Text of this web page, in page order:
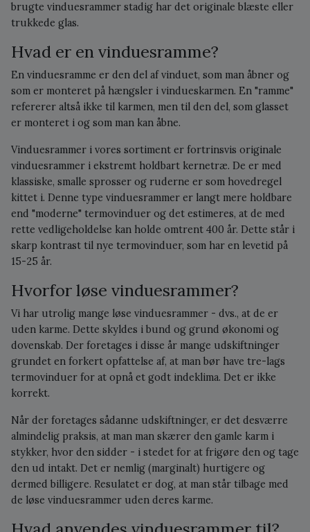
brugte vinduesrammer stadig har det originale blæste eller
trukkede glas.
Hvad er en vinduesramme?
En vinduesramme er den del af vinduet, som man åbner og
som er monteret på hængsler i vindueskarmen. En "ramme"
refererer altså ikke til karmen, men til den del, som glasset
er monteret i og som man kan åbne.
Vinduesrammer i vores sortiment er fortrinsvis originale
vinduesrammer i ekstremt holdbart kernetræ. De er med
klassiske, smalle sprosser og ruderne er som hovedregel
kittet i. Denne type vinduesrammer er langt mere holdbare
end "moderne" termovinduer og det estimeres, at de med
rette vedligeholdelse kan holde omtrent 400 år. Dette står i
skarp kontrast til nye termovinduer, som har en levetid på
15-25 år.
Hvorfor løse vinduesrammer?
Vi har utrolig mange løse vinduesrammer - dvs., at de er
uden karme. Dette skyldes i bund og grund økonomi og
dovenskab. Der foretages i disse år mange udskiftninger
grundet en forkert opfattelse af, at man bør have tre-lags
termovinduer for at opnå et godt indeklima. Det er ikke
korrekt.
Når der foretages sådanne udskiftninger, er det desværre
almindelig praksis, at man man skærer den gamle karm i
stykker, hvor den sidder - i stedet for at frigøre den og tage
den ud intakt. Det er nemlig (marginalt) hurtigere og
dermed billigere. Resulatet er dog, at man står tilbage med
de løse vinduesrammer uden deres karme.